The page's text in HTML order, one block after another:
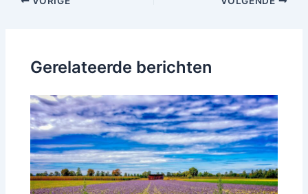
Gerelateerde berichten